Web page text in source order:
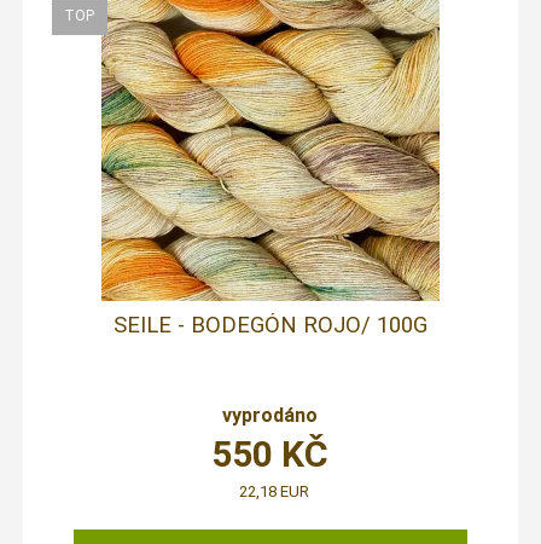
SEILE - BODEGÓN ROJO/ 100G
vyprodáno
550 KČ
22,18 EUR